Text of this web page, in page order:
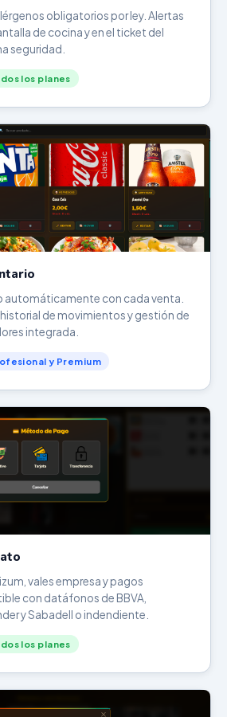
obligatorios por ley. Alertas
de cocina y en el ticket del
seguridad.
los planes
con cada venta.
de movimientos y gestión de
integrada.
y Premium
vales empresa y pagos
con datáfonos de BBVA,
y Sabadell o indendiente.
los planes